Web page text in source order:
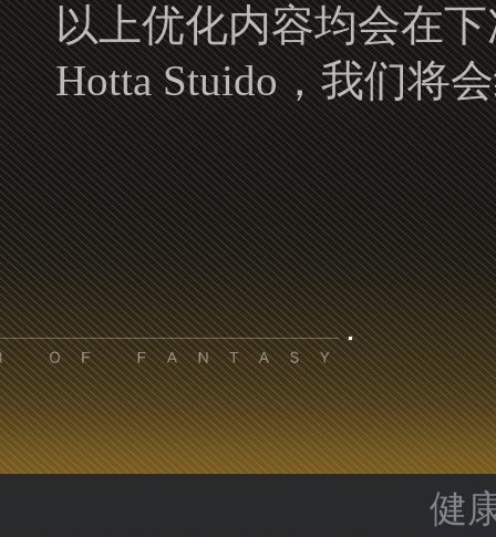
以上优化内容均会在
Hotta Stuido，我们将
健